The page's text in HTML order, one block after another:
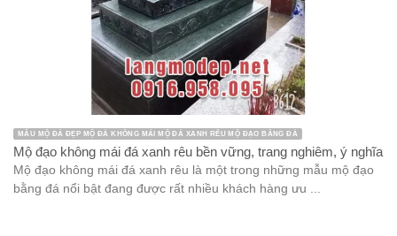
MẪU MỘ ĐÁ ĐẸP MỘ ĐÁ KHÔNG MÁI MỘ ĐÁ XANH RÊU MỘ ĐẠO BẰNG ĐÁ
Mộ đạo không mái đá xanh rêu bền vững, trang nghiêm, ý nghĩa
Mộ đạo không mái đá xanh rêu là một trong những mẫu mộ đạo
bằng đá nổi bật đang được rất nhiều khách hàng ưu ...